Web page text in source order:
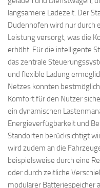
langsamere Ladezeit. Der
Dudenhofen wird nur durch
Leistung versorgt, was die
erhöht. Für die intelligente
das zentrale
und flexible Ladung
Netzes konnten
Komfort für den Nutzer
ein dynamischen
Energieverfügbarkeit und
Standorten berücksichtigt
wird zudem an die
beispielsweise durch eine
oder durch zeitliche
modularer Batteriespeicher